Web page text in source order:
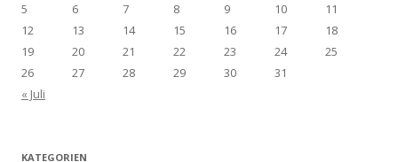
5
6 7 8 9 10
11
12
13 14 15 16 17
18
19
20 21 22 23 24
25
26
27 28 29 30
31
« Juli
KATEGORIEN